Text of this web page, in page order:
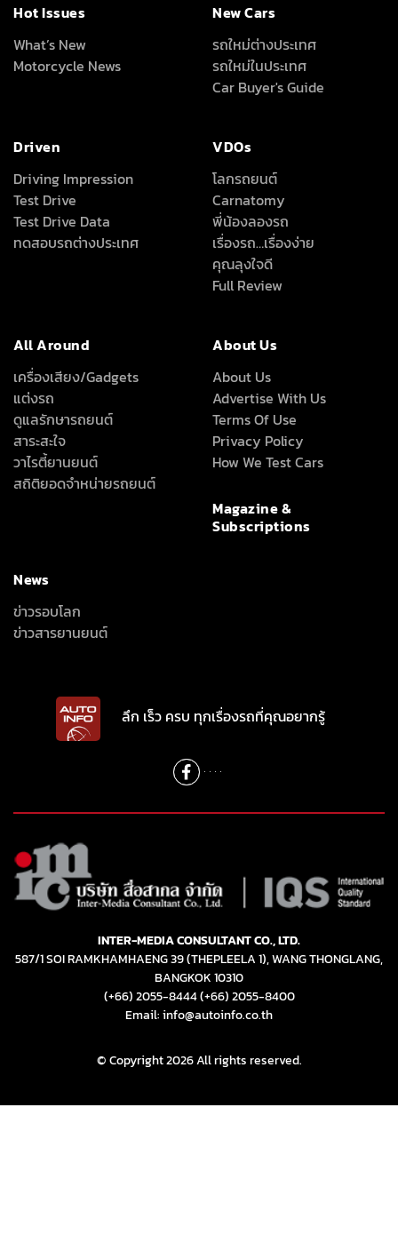
Hot Issues
What’s New
Motorcycle News
New Cars
รถใหม่ต่างประเทศ
รถใหม่ในประเทศ
Car Buyer's Guide
Driven
Driving Impression
Test Drive
Test Drive Data
ทดสอบรถต่างประเทศ
VDOs
โลกรถยนต์
Carnatomy
พี่น้องลองรถ
เรื่องรถ…เรื่องง่าย
คุณลุงใจดี
Full Review
All Around
เครื่องเสียง/Gadgets
แต่งรถ
ดูแลรักษารถยนต์
สาระสะใจ
วาไรตี้ยานยนต์
สถิติยอดจำหน่ายรถยนต์
About Us
About Us
Advertise With Us
Terms Of Use
Privacy Policy
How We Test Cars
Magazine &
Subscriptions
News
ข่าวรอบโลก
ข่าวสารยานยนต์
ลึก เร็ว ครบ ทุกเรื่องรถที่คุณอยากรู้
INTER-MEDIA CONSULTANT CO., LTD.
587/1 SOI RAMKHAMHAENG 39 (THEPLEELA 1), WANG THONGLANG,
BANGKOK 10310
(+66) 2055-8444(+66) 2055-8400
Email: info@autoinfo.co.th
© Copyright 2026 All rights reserved.